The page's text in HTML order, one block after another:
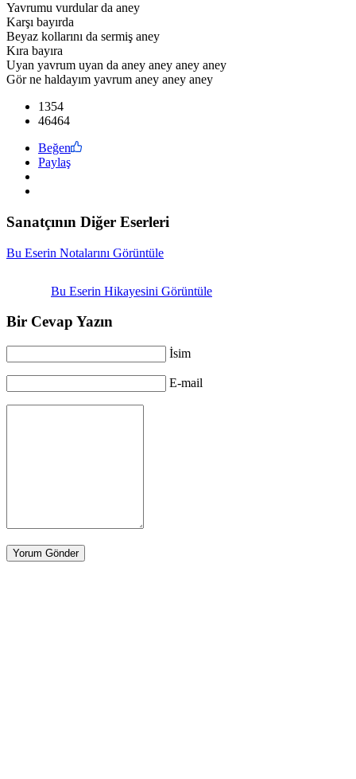
Yavrumu vurdular da aney
Karşı bayırda
Beyaz kollarını da sermiş aney
Kıra bayıra
Uyan yavrum uyan da aney aney aney aney
Gör ne haldayım yavrum aney aney aney
1354
46464
Beğen
Paylaş
Sanatçının Diğer Eserleri
Bu Eserin Notalarını Görüntüle
Bu Eserin Hikayesini Görüntüle
Bir Cevap Yazın
İsim
E-mail